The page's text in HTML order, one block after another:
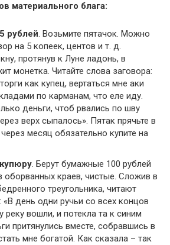
материального блага:
рублей. Возьмите пятачок. Можно
на 5 копеек, центов и т. д.
протянув к Луне ладонь, в
монетка. Читайте слова заговора:
как купец, вертаться мне аки
по карманам, что еле иду.
деньги, чтоб рвались по шву
верх сыпалось». Пятак прячьте в
месяц обязательно купите на
. Берут бумажные 100 рублей
оборванных краев, чистые. Сложив в
треугольника, читают
«В день одни ручьи со всех концов
реку вошли, и потекла та к синим
притянулись вместе, собравшись в
мне богатой. Как сказала – так